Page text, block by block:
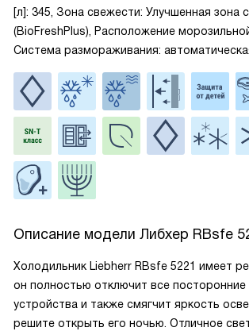
[л]: 345, Зона свежести: Улучшенная зона
(BioFreshPlus), Расположение
Система размораживания:
Описание модели Либхер RBsfe
Холодильник Liebherr RBsfe 5221 имеет
он полностью отключит все посторонние
устройства и также смягчит яркость
решите открыть его ночью. Отличное